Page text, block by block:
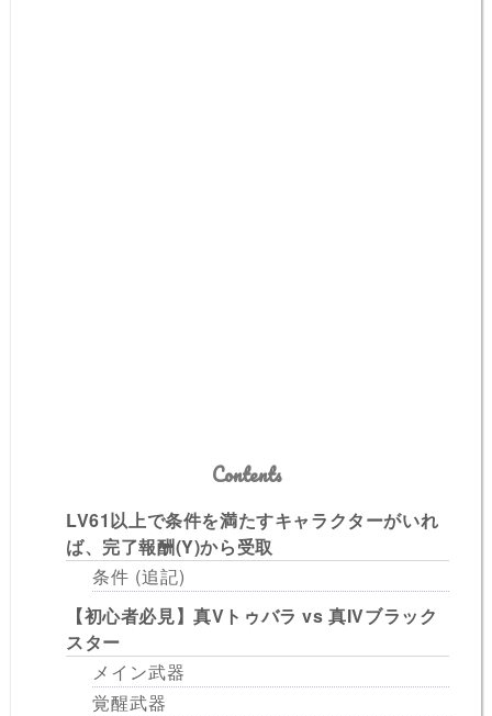
Contents
LV61以上で条件を満たすキャラクターがいれ
ば、完了報酬(Y)から受取
条件 (追記)
【初心者必見】真Vトゥバラ vs 真IVブラック
スター
メイン武器
覚醒武器